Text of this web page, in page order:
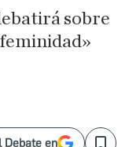
sobre
Debate en